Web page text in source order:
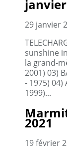
janvier
29 janvier
sunshine
la grand-
2001) 03)
- 1975) 04)
1999)...
2021
19 février